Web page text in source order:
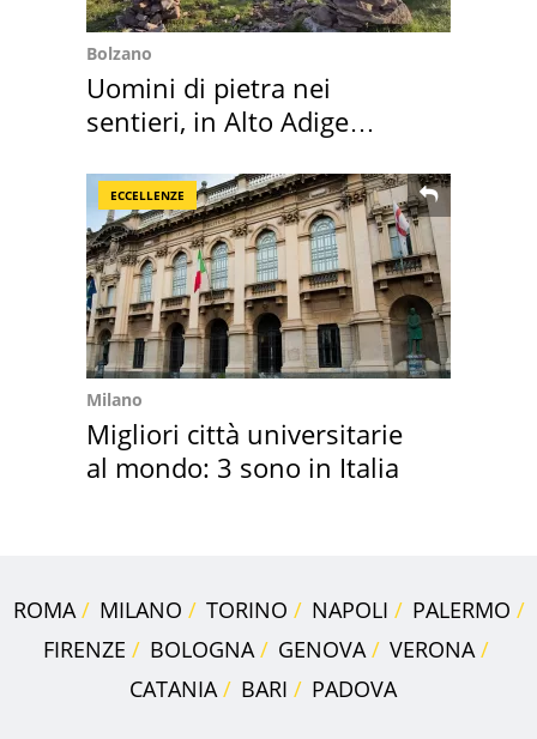
Bolzano
Uomini di pietra nei
sentieri, in Alto Adige
ECCELLENZE
Milano
Migliori città universitarie
al mondo: 3 sono in Italia
ROMA MILANO TORINO NAPOLI
PALERMO
FIRENZE
BOLOGNA GENOVA
VERONA
CATANIA
BARI PADOVA